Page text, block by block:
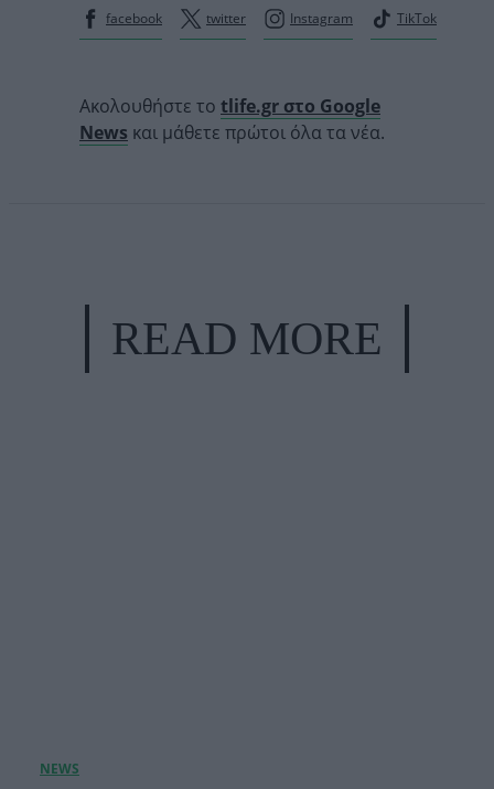
facebook
twitter Instagram TikTok
Ακολουθήστε το tlife.gr στο Google
News και μάθετε πρώτοι όλα τα νέα.
READ MORE